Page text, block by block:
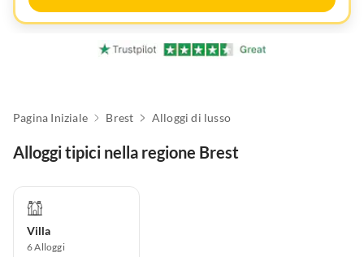
Pagina Iniziale Brest Alloggi di lusso
Alloggi tipici nella regione Brest
Villa
6Alloggi